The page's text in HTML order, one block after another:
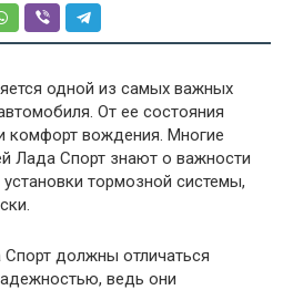
одной из самых важных
От ее состояния
комфорт вождения. Многие
Лада Спорт знают о важности
тормозной системы,
должны отличаться
ведь они